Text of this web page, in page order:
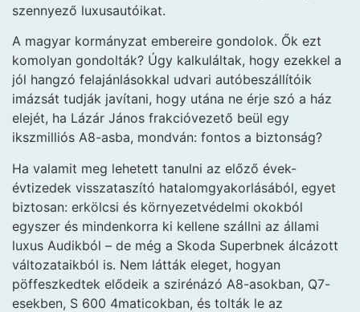
szennyező luxusautóikat.
A magyar kormányzat embereire gondolok. Ők ezt
komolyan gondolták? Úgy kalkuláltak, hogy ezekkel a
jól hangzó felajánlásokkal udvari autóbeszállítóik
imázsát tudják javítani, hogy utána ne érje szó a ház
elejét, ha Lázár János frakcióvezető beül egy
ikszmilliós A8-asba, mondván: fontos a biztonság?
Ha valamit meg lehetett tanulni az előző évek-
évtizedek visszataszító hatalomgyakorlásából, egyet
biztosan: erkölcsi és környezetvédelmi okokból
egyszer és mindenkorra ki kellene szállni az állami
luxus Audikból – de még a Skoda Superbnek álcázott
változataikból is. Nem látták eleget, hogyan
pöffeszkedtek elődeik a szirénázó A8-asokban, Q7-
esekben, S 600 4maticokban, és tolták le az